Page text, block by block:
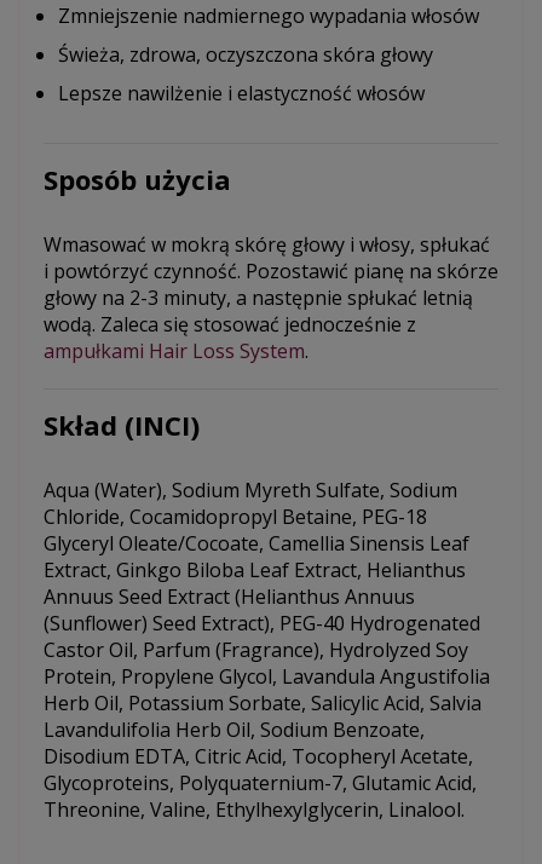
Zmniejszenie nadmiernego wypadania włosów
Świeża, zdrowa, oczyszczona skóra głowy
Lepsze nawilżenie i elastyczność włosów
Sposób użycia
Wmasować w mokrą skórę głowy i włosy, spłukać
i powtórzyć czynność. Pozostawić pianę na skórze
głowy na 2-3 minuty, a następnie spłukać letnią
wodą. Zaleca się stosować jednocześnie z
ampułkami Hair Loss System.
Skład (INCI)
Aqua (Water), Sodium Myreth Sulfate, Sodium
Chloride, Cocamidopropyl Betaine, PEG-18
Glyceryl Oleate/Cocoate, Camellia Sinensis Leaf
Extract, Ginkgo Biloba Leaf Extract, Helianthus
Annuus Seed Extract (Helianthus Annuus
(Sunflower) Seed Extract), PEG-40 Hydrogenated
Castor Oil, Parfum (Fragrance), Hydrolyzed Soy
Protein, Propylene Glycol, Lavandula Angustifolia
Herb Oil, Potassium Sorbate, Salicylic Acid, Salvia
Lavandulifolia Herb Oil, Sodium Benzoate,
Disodium EDTA, Citric Acid, Tocopheryl Acetate,
Glycoproteins, Polyquaternium-7, Glutamic Acid,
Threonine, Valine, Ethylhexylglycerin, Linalool.